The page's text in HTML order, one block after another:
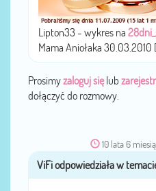
Lipton33 - wykres na
Mama Aniołaka
Prosimyzaloguj sięlub
dołączyć do rozmowy.
10 lata 6
przez